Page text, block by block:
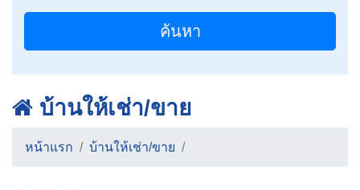
ค้นหา
บ้านให้เช่า/ขาย
หน้าแรก บ้านให้เช่า/ขาย